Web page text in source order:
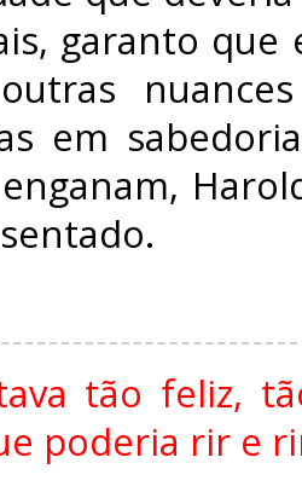
garanto que
em
tão feliz,
poderia rir e